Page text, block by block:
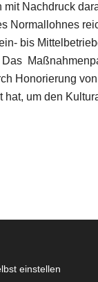
Nachdruck
Normallohnes
bis
Honorierung von
um den
einstellen